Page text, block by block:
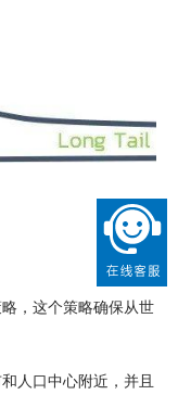
，这个策略确保从世
人口中心附近，并且